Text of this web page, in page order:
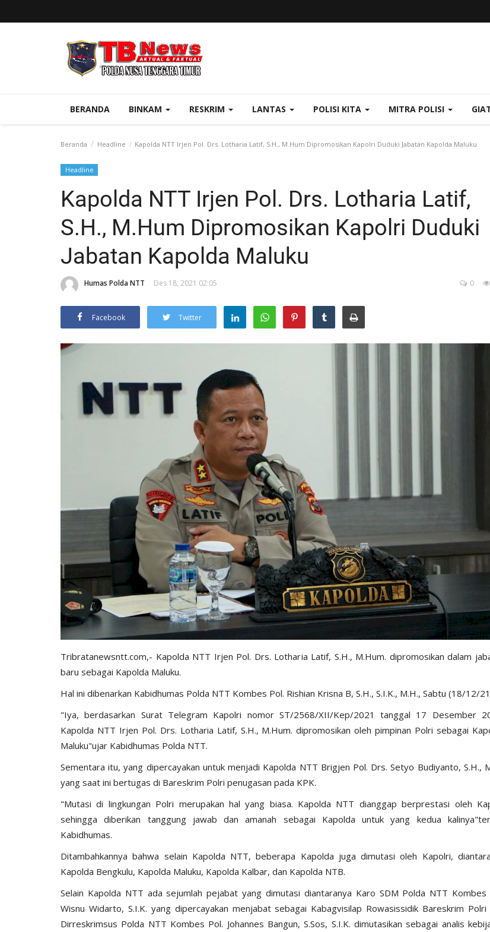
BERANDA BINKAM RESKRIM LANTAS POLISI KITA MITRA POLISI
Beranda Headline Kapolda NTT Irjen Pol. Drs. Lotharia Latif, S.H., M.Hum Dipromosikan Kapolri Duduki Jabatan Kapolda Maluku
Headline
Kapolda NTT Irjen Pol. Drs. Lotharia Latif,
S.H., M.Hum Dipromosikan Kapolri Duduki
Jabatan Kapolda Maluku
Humas Polda NTT Des 18, 2021 02:05 0
Facebook Twitter
Tribratanewsntt.com,- Kapolda NTT Irjen Pol. Drs. Lotharia Latif, S.H., M.Hum. dipromosikan dalam
baru sebagai Kapolda Maluku.
Hal ini dibenarkan Kabidhumas Polda NTT Kombes Pol. Rishian Krisna B, S.H., S.I.K., M.H., Sabtu (18/12/
"Iya, berdasarkan Surat Telegram Kapolri nomor ST/2568/XII/Kep/2021 tanggal 17 Desember
Kapolda NTT Irjen Pol. Drs. Lotharia Latif, S.H., M.Hum. dipromosikan oleh pimpinan Polri sebagai
Maluku"ujar Kabidhumas Polda NTT.
Sementara itu, yang dipercayakan untuk menjadi Kapolda NTT Brigjen Pol. Drs. Setyo Budiyanto, S.H.,
yang saat ini bertugas di Bareskrim Polri penugasan pada KPK.
"Mutasi di lingkungan Polri merupakan hal yang biasa. Kapolda NTT dianggap berprestasi oleh
sehingga diberikan tanggung jawab dan amanah sebagai Kapolda untuk yang kedua
Kabidhumas.
Ditambahkannya bahwa selain Kapolda NTT, beberapa Kapolda juga dimutasi oleh Kapolri,
Kapolda Bengkulu, Kapolda Maluku, Kapolda Kalbar, dan Kapolda NTB.
Selain Kapolda NTT ada sejumlah pejabat yang dimutasi diantaranya Karo SDM Polda NTT Kombes
Wisnu Widarto, S.I.K. yang dipercayakan menjabat sebagai Kabagvisilap Rowasissidik Bareskrim Polri
Dirreskrimsus Polda NTT Kombes Pol. Johannes Bangun, S.Sos, S.I.K. dimutasikan sebagai analis